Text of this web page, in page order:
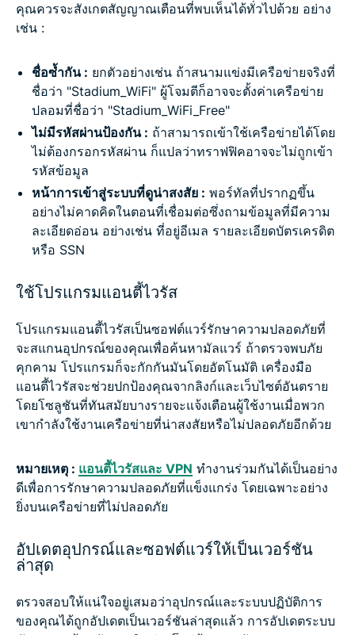
คุณควรจะสังเกตสัญญาณเตือนที่พบเห็นได้ทั่วไปด้วย อย่าง
เช่น :
ชื่อซ้ำกัน : ยกตัวอย่างเช่น ถ้าสนามแข่งมีเครือข่ายจริงที่
ชื่อว่า "Stadium_WiFi" ผู้โจมตีก็อาจจะตั้งค่าเครือข่าย
ปลอมที่ชื่อว่า "Stadium_WiFi_Free"
ไม่มีรหัสผ่านป้องกัน : ถ้าสามารถเข้าใช้เครือข่ายได้โดย
ไม่ต้องกรอกรหัสผ่าน ก็แปลว่าทราฟฟิคอาจจะไม่ถูกเข้า
รหัสข้อมูล
หน้าการเข้าสู่ระบบที่ดูน่าสงสัย : พอร์ทัลที่ปรากฏขึ้น
อย่างไม่คาดคิดในตอนที่เชื่อมต่อซึ่งถามข้อมูลที่มีความ
ละเอียดอ่อน อย่างเช่น ที่อยู่อีเมล รายละเอียดบัตรเครดิต
หรือ SSN
ใช้โปรแกรมแอนตี้ไวรัส
โปรแกรมแอนตี้ไวรัสเป็นซอฟต์แวร์รักษาความปลอดภัยที่
จะสแกนอุปกรณ์ของคุณเพื่อค้นหามัลแวร์ ถ้าตรวจพบภัย
คุกคาม โปรแกรมก็จะกักกันมันโดยอัตโนมัติ เครื่องมือ
แอนตี้ไวรัสจะช่วยปกป้องคุณจากลิงก์และเว็บไซต์อันตราย
โดยโซลูชันที่ทันสมัยบางรายจะแจ้งเตือนผู้ใช้งานเมื่อพวก
เขากำลังใช้งานเครือข่ายที่น่าสงสัยหรือไม่ปลอดภัยอีกด้วย
หมายเหตุ : แอนตี้ไวรัสและ VPN ทำงานร่วมกันได้เป็นอย่าง
ดีเพื่อการรักษาความปลอดภัยที่แข็งแกร่ง โดยเฉพาะอย่าง
ยิ่งบนเครือข่ายที่ไม่ปลอดภัย
อัปเดตอุปกรณ์และซอฟต์แวร์ให้เป็นเวอร์ชัน
ล่าสุด
ตรวจสอบให้แน่ใจอยู่เสมอว่าอุปกรณ์และระบบปฏิบัติการ
ของคุณได้ถูกอัปเดตเป็นเวอร์ชันล่าสุดแล้ว การอัปเดตระบบ